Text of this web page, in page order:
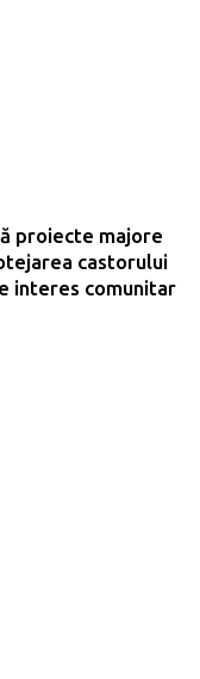
proiecte majore
castorului
interes comunitar